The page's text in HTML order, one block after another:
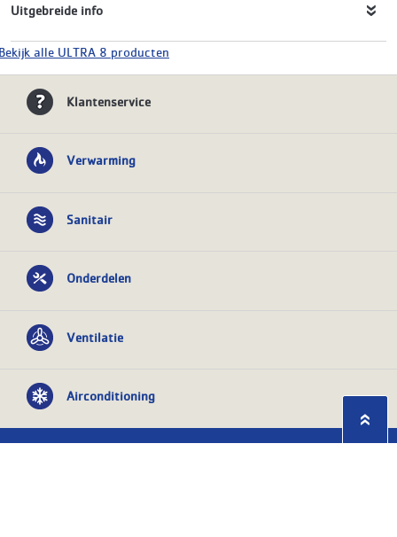
Uitgebreide info
alle ULTRA 8 producten
Klantenservice
Verwarming
Sanitair
Onderdelen
Ventilatie
Airconditioning